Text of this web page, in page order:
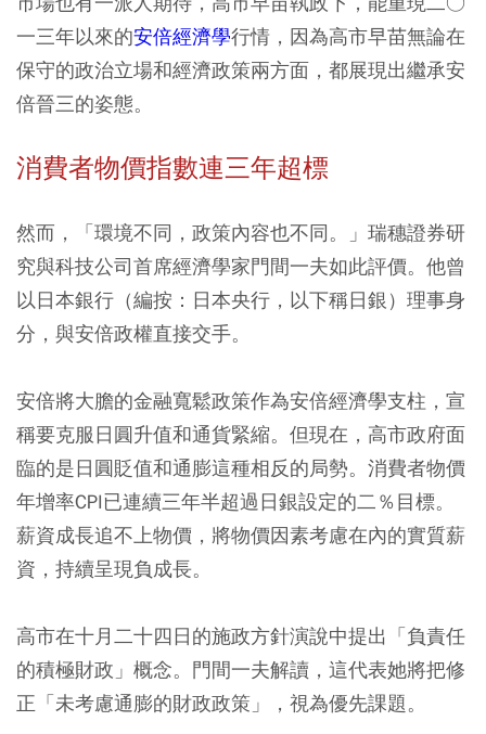
一三年以來的安倍經濟學行情，因為高市早苗無論在
保守的政治立場和經濟政策兩方面，都展現出繼承安
倍晉三的姿態。
消費者物價指數連三年超標
然而，「環境不同，政策內容也不同。」瑞穗證券研
究與科技公司首席經濟學家門間一夫如此評價。他曾
以日本銀行（編按：日本央行，以下稱日銀）理事身
分，與安倍政權直接交手。
安倍將大膽的金融寬鬆政策作為安倍經濟學支柱，宣
稱要克服日圓升值和通貨緊縮。但現在，高市政府面
臨的是日圓貶值和通膨這種相反的局勢。消費者物價
年增率CPI已連續三年半超過日銀設定的二％目標。
薪資成長追不上物價，將物價因素考慮在內的實質薪
資，持續呈現負成長。
高市在十月二十四日的施政方針演說中提出「負責任
的積極財政」概念。門間一夫解讀，這代表她將把修
正「未考慮通膨的財政政策」，視為優先課題。